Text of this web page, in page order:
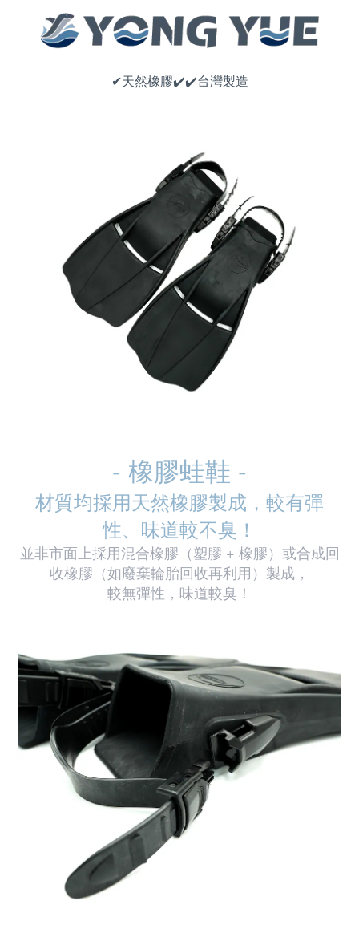
✔天然橡膠✔✔台灣製造
- 橡膠蛙鞋 -
材質均採用天然橡膠製成，較有彈
性、味道較不臭！
並非市面上採用混合橡膠（塑膠 + 橡膠）或合成回
收橡膠（如廢棄輪胎回收再利用）製成，
較無彈性，味道較臭！